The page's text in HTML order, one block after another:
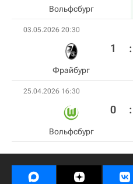
Вольфсбург
03.05.2026 20:30
Фрайбург
1 :
25.04.2026 16:30
Вольфсбург
0 :